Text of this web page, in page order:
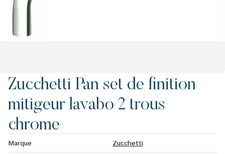
Zucchetti Pan set de finition
mitigeur lavabo 2 trous
chrome
Marque
Zucchetti